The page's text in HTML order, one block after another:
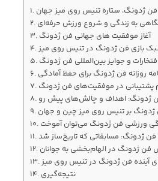
ژدونگ، ستاره تنیس روی میز جهان
به زندگی و شروع ورزش حرفه‌ای
آغاز موفقیت‌ های جهانی فن ژدونگ
بازی فن ژدونگ در تنیس روی میز
و جوایز بین‌المللی فن ژدونگ
روزانه فن ژدونگ برای حفظ آمادگی
پشتیبانی در موفقیت‌های فن ژدونگ
ژدونگ: اهداف و چالش‌های پیش رو
ژدونگ بر تنیس روی میز چین و جهان
ورزشی فن ژدونگ می‌توان آموخت
فن ژدونگ: مسابقاتی که تاریخ‌ساز شد
فن ژدونگ در الهام‌بخشی به جوانان
آینده فن ژدونگ در تنیس روی میز
نتیجه‌گیری